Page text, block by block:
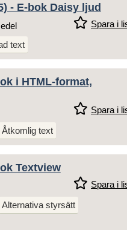
- E-bok Daisy ljud
Spara i
text
i HTML-format,
Spara i
Åtkomlig text
Textview
Spara i
Alternativa styrsätt